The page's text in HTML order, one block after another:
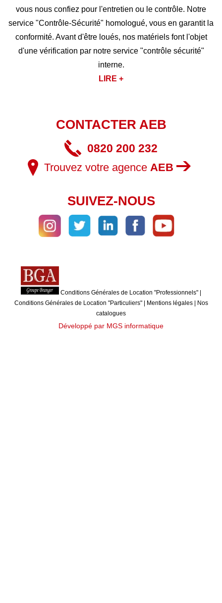
vous nous confiez pour l'entretien ou le contrôle. Notre
service "Contrôle-Sécurité" homologué, vous en garantit la
conformité. Avant d'être loués, nos matériels font l'objet
d'une vérification par notre service "contrôle sécurité"
interne.
LIRE +
CONTACTER AEB
0820 200 232
Trouvez votre agence AEB
SUIVEZ-NOUS
Conditions Générales de Location "Professionnels" |
Conditions Générales de Location "Particuliers"| Mentions légales| Nos
catalogues
Développé par MGS informatique